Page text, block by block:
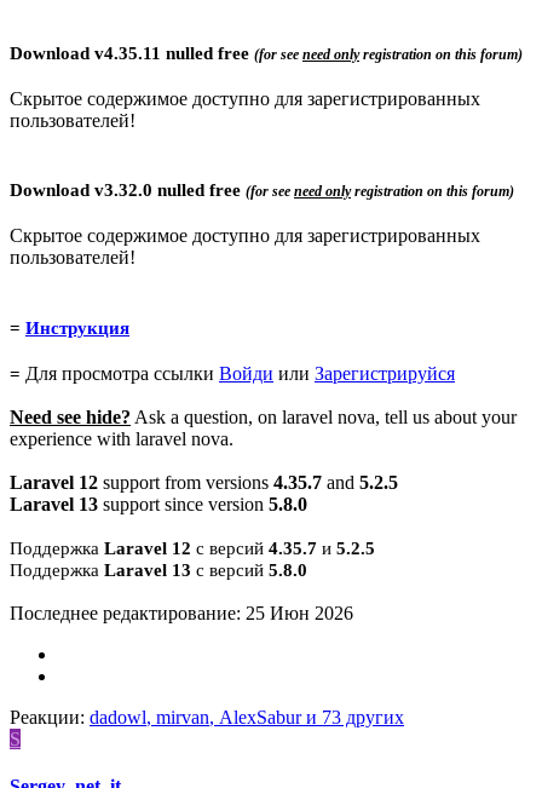
Download v4.35.11 nulled free (for see need onlyregistration on this forum)
Скрытое содержимое доступно для зарегистрированных
пользователей!
Download v3.32.0 nulled free (for see need onlyregistration on this forum)
Скрытое содержимое доступно для зарегистрированных
пользователей!
= Инструкция
= Для просмотра ссылки Войди или Зарегистрируйся
Need see hide? Ask a question, on laravel nova, tell us about your
experience with laravel nova.
Laravel 12 support from versions 4.35.7 and 5.2.5
Laravel 13 support since version 5.8.0
Поддержка Laravel 12 с версий 4.35.7 и 5.2.5
Поддержка Laravel 13 с версий 5.8.0
Последнее редактирование: 25 Июн 2026
Реакции: dadowl, mirvan, AlexSaburи 73 других
S